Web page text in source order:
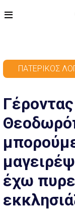
ΠΑΤΕΡΙΚΌΣ
έχω